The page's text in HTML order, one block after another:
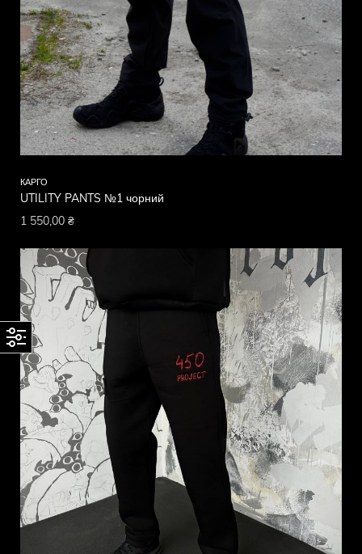
КАРГО
UTILITY PANTS №1 чорний
1 550,00 ₴